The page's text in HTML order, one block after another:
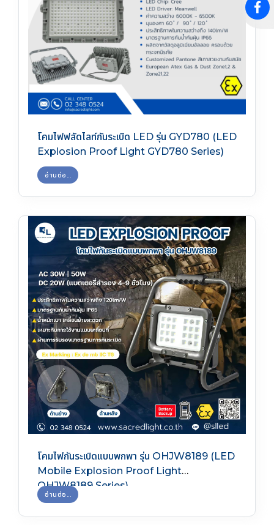
โคมไฟฟลัดไลท์กันระเบิด LED รุ่น GYD780 (LED
Explosion Proof Light GYD780 Series)
อ่านต่อ...
โคมไฟกันระเบิดแบบพกพา รุ่น OHJW8189 (LED
Mobile Explosion Proof Light
OHJW8189 Series)
อ่านต่อ...